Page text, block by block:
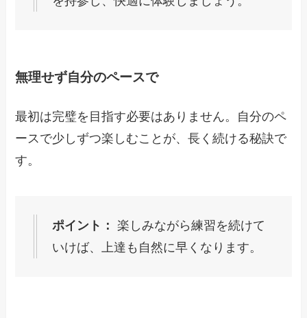
無理せず自分のペースで
最初は完璧を目指す必要はありません。自分のペ
ースで少しずつ楽しむことが、長く続ける秘訣で
す。
ポイント： 楽しみながら練習を続けて
いけば、上達も自然に早くなります。